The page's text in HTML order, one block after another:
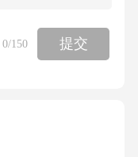
箔；②液氢；
展性的是____
。
0/150 提交